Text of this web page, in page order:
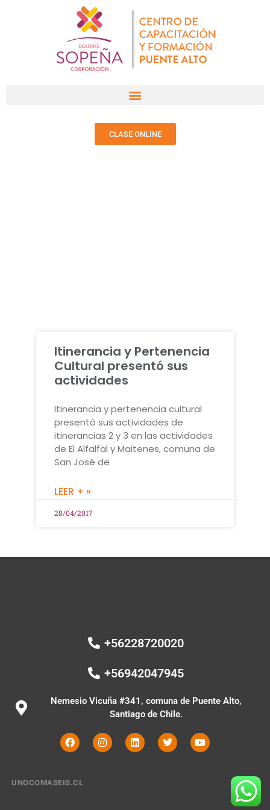
CLASE ONLINE
Itinerancia y Pertenencia
Cultural presentó sus
actividades
Itinerancia y pertenencia cultural
presentó sus actividades de
itinerancias 2 y 3 en las actividades
de El Alfalfal y Maitenes, comuna de
San José de
LEER + »
28/04/2017
+56228720020
+56942047945
Nemesio Vicuña #341, comuna de Puente Alto,
Santiago de Chile.
UNOCOMASEIS.CL